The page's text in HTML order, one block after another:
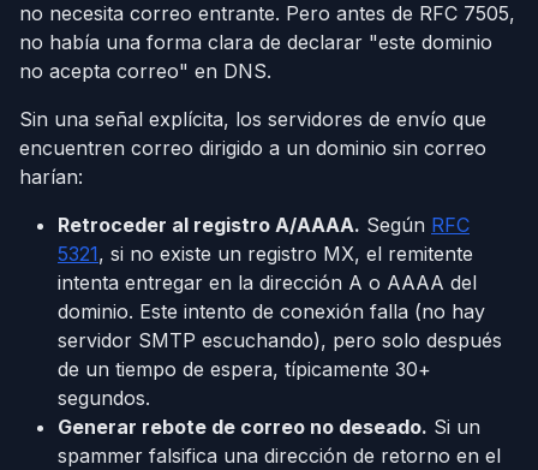
no necesita correo entrante. Pero antes de RFC 7505,
no había una forma clara de declarar "este dominio
no acepta correo" en DNS.
Sin una señal explícita, los servidores de envío que
encuentren correo dirigido a un dominio sin correo
harían:
Retroceder al registro A/AAAA. Según RFC
5321, si no existe un registro MX, el remitente
intenta entregar en la dirección A o AAAA del
dominio. Este intento de conexión falla (no hay
servidor SMTP escuchando), pero solo después
de un tiempo de espera, típicamente 30+
segundos.
Generar rebote de correo no deseado. Si un
spammer falsifica una dirección de retorno en el